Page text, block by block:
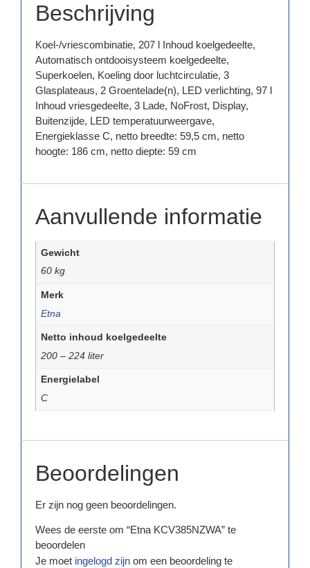
Beschrijving
Koel-/vriescombinatie, 207 l Inhoud koelgedeelte,
Automatisch ontdooisysteem koelgedeelte,
Superkoelen, Koeling door luchtcirculatie, 3
Glasplateaus, 2 Groentelade(n), LED verlichting, 97 l
Inhoud vriesgedeelte, 3 Lade, NoFrost, Display,
Buitenzijde, LED temperatuurweergave,
Energieklasse C, netto breedte: 59,5 cm, netto
hoogte: 186 cm, netto diepte: 59 cm
Aanvullende informatie
Gewicht
60 kg
Merk
Etna
Netto inhoud koelgedeelte
200 – 224 liter
Energielabel
C
Beoordelingen
Er zijn nog geen beoordelingen.
Wees de eerste om “Etna KCV385NZWA” te
beoordelen
Je moet ingelogd zijn om een beoordeling te